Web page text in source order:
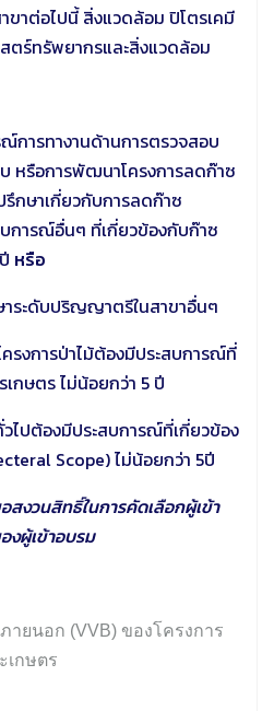
ขาต่อไปนี้ สิ่งแวดล้อม ปิโตรเคมี
ตร์ทรัพยากรและสิ่งแวดล้อม
ารทางานด้านการตรวจสอบ
หรือการพัฒนาโครงการลดก๊าซ
าปรึกษาเกี่ยวกับการลดก๊าซ
การณ์อื่นๆ ที่เกี่ยวข้องกับก๊าซ
หรือ
ระดับปริญญาตรีในสาขาอื่นๆ
การป่าไม้ต้องมีประสบการณ์ที่
เกษตร ไม่น้อยกว่า 5 ปี
ต้องมีประสบการณ์ที่เกี่ยวข้อง
Scope) ไม่น้อยกว่า 5ปี
นสิทธิ์ในการคัดเลือกผู้เข้า
ผู้เข้าอบรม
ายนอก (VVB) ของโครงการ
เกษตร